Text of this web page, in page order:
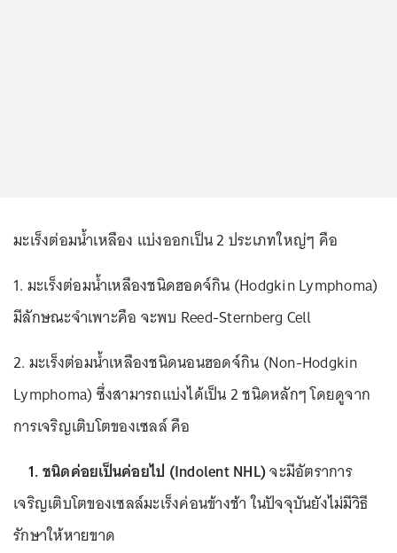
มะเร็งต่อมน้ำเหลือง แบ่งออกเป็น 2 ประเภทใหญ่ๆ คือ
1. มะเร็งต่อมน้ำเหลืองชนิดฮอดจ์กิน (Hodgkin Lymphoma)
มีลักษณะจำเพาะคือ จะพบ Reed-Sternberg Cell
2. มะเร็งต่อมน้ำเหลืองชนิดนอนฮอดจ์กิน (Non-Hodgkin
Lymphoma) ซึ่งสามารถแบ่งได้เป็น 2 ชนิดหลักๆ โดยดูจาก
การเจริญเติบโตของเซลล์ คือ
1. ชนิดค่อยเป็นค่อยไป (Indolent NHL)จะมีอัตราการ
เจริญเติบโตของเซลล์มะเร็งค่อนข้างช้า ในปัจจุบันยังไม่มีวิธี
รักษาให้หายขาด